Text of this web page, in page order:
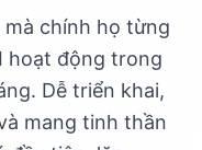
chính họ từng
hoạt động trong
Dễ triển khai,
mang tinh thần